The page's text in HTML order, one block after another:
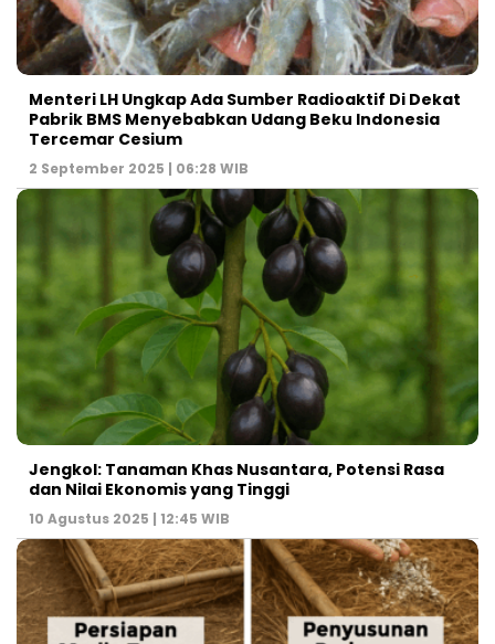
Menteri LH Ungkap Ada Sumber Radioaktif Di Dekat
Pabrik BMS Menyebabkan Udang Beku Indonesia
Tercemar Cesium
2 September 2025 | 06:28 WIB
Jengkol: Tanaman Khas Nusantara, Potensi Rasa
dan Nilai Ekonomis yang Tinggi
10 Agustus 2025 | 12:45 WIB